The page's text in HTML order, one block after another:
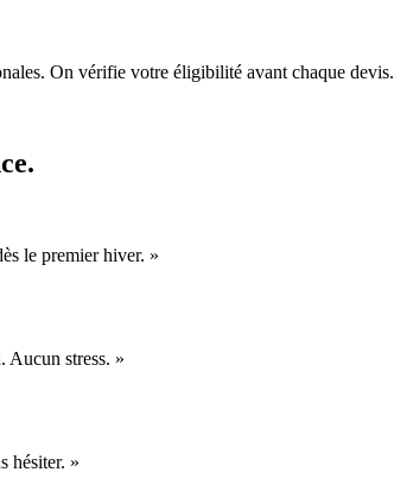
On vérifie votre éligibilité avant chaque devis.
le premier hiver. »
Aucun stress. »
hésiter. »